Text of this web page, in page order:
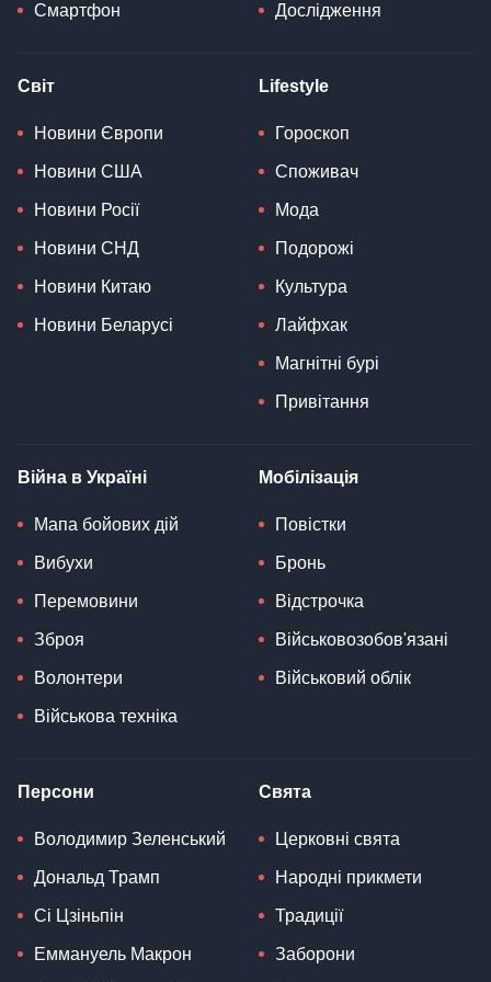
Смартфон Дослідження
Світ
Новини Європи
Новини США
Новини Росії
Новини СНД
Новини Китаю
Новини Беларусі
Lifestyle
Гороскоп
Споживач
Мода
Подорожі
Культура
Лайфхак
Магнітні бурі
Привітання
Війна в Україні
Мапа бойових дій
Вибухи
Перемовини
Зброя
Волонтери
Військова техніка
Мобілізація
Повістки
Бронь
Відстрочка
Військовозобов'язані
Військовий облік
Персони
Володимир Зеленський
Дональд Трамп
Сі Цзіньпін
Еммануель Макрон
Свята
Церковні свята
Народні прикмети
Традиції
Заборони